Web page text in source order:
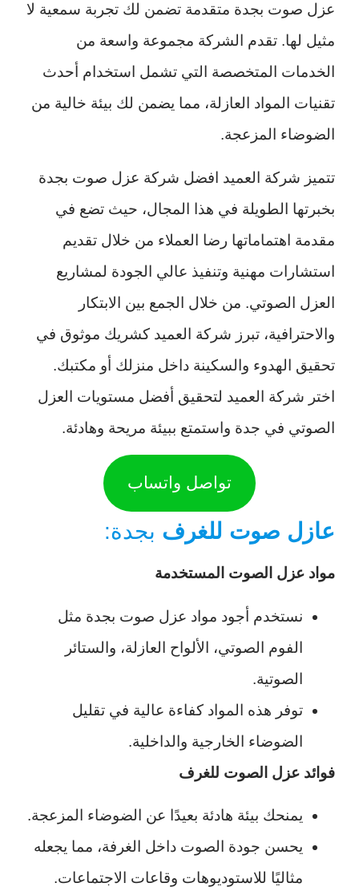
عزل صوت بجدة متقدمة تضمن لك تجربة سمعية لا
مثيل لها. تقدم الشركة مجموعة واسعة من
الخدمات المتخصصة التي تشمل استخدام أحدث
تقنيات المواد العازلة، مما يضمن لك بيئة خالية من
الضوضاء المزعجة.
تتميز شركة العميد افضل شركة عزل صوت بجدة
بخبرتها الطويلة في هذا المجال، حيث تضع في
مقدمة اهتماماتها رضا العملاء من خلال تقديم
استشارات مهنية وتنفيذ عالي الجودة لمشاريع
العزل الصوتي. من خلال الجمع بين الابتكار
والاحترافية، تبرز شركة العميد كشريك موثوق في
تحقيق الهدوء والسكينة داخل منزلك أو مكتبك.
اختر شركة العميد لتحقيق أفضل مستويات العزل
الصوتي في جدة واستمتع ببيئة مريحة وهادئة.
تواصل واتساب
عازل صوت للغرف بجدة:
مواد عزل الصوت المستخدمة
نستخدم أجود مواد عزل صوت بجدة مثل
الفوم الصوتي، الألواح العازلة، والستائر
الصوتية.
توفر هذه المواد كفاءة عالية في تقليل
الضوضاء الخارجية والداخلية.
فوائد عزل الصوت للغرف
يمنحك بيئة هادئة بعيدًا عن الضوضاء المزعجة.
يحسن جودة الصوت داخل الغرفة، مما يجعله
مثاليًا للاستوديوهات وقاعات الاجتماعات.